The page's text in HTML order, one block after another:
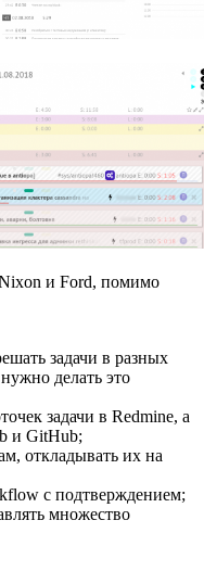
и Ford, помимо
задачи в разных
делать это
задачи в Redmine, а
и GitHub;
откладывать их на
с подтверждением;
множество